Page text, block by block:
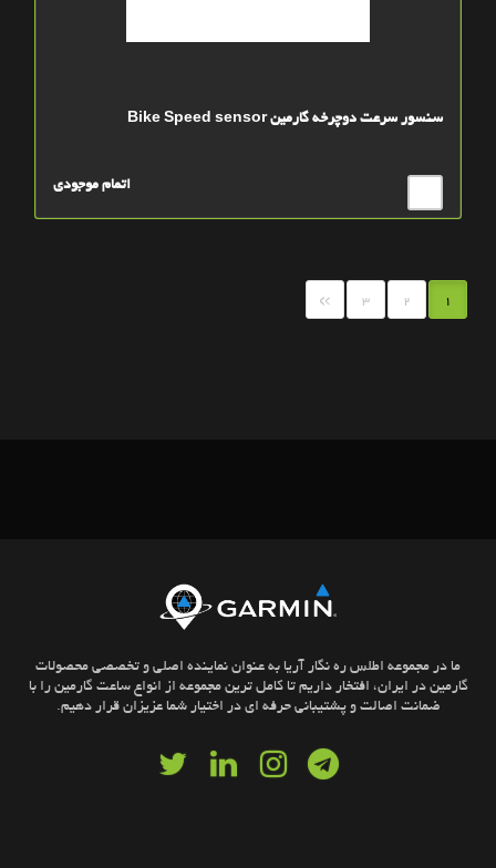
سنسور سرعت دوچرخه گارمین Bike Speed sensor
اتمام موجودی
1
2
3
»
ما در مجموعه اطلس ره نگار آریا به عنوان نماینده اصلی و تخصصی محصولات
گارمین در ایران، افتخار داریم تا کامل ترین مجموعه از انواع ساعت گارمین را با
ضمانت اصالت و پشتیبانی حرفه ای در اختیار شما عزیزان قرار دهیم.